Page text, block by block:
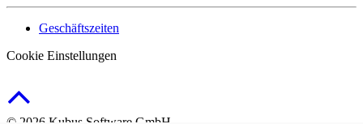
Geschäftszeiten
Cookie Einstellungen